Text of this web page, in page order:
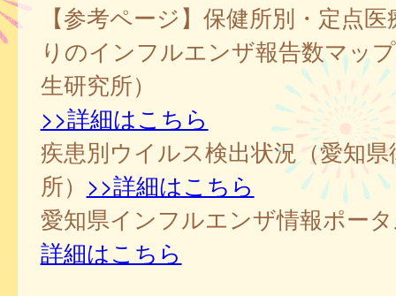
【参考ページ】保健所別・定点
りのインフルエンザ報告数マッ
生研究所）
>>詳細はこちら
疾患別ウイルス検出状況（愛知県
所） >>詳細はこちら
愛知県インフルエンザ情報ポー
詳細はこちら